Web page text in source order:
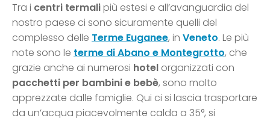
Tra i centri termalipiù estesi e all’avanguardia del
nostro paese ci sono sicuramente quelli del
complesso delle Terme Euganee, in Veneto. Le più
note sono le terme di Abano e Montegrotto, che
grazie anche ai numerosi hotel organizzati con
pacchetti per bambini e bebè, sono molto
apprezzate dalle famiglie. Qui ci si lascia trasportare
da un’acqua piacevolmente calda a 35°, si